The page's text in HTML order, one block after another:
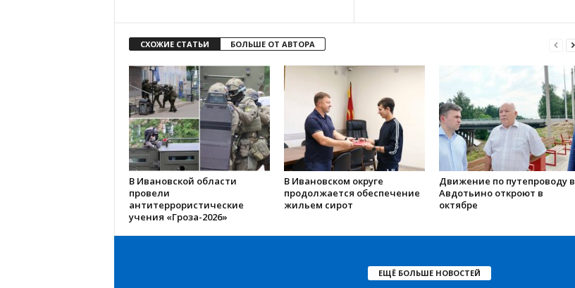
СХОЖИЕ СТАТЬИ БОЛЬШЕ ОТ АВТОРА
В Ивановской области
провели
антитеррористические
учения «Гроза-2026»
В Ивановском округе
продолжается обеспечение
жильем сирот
Движение по путепроводу в
Авдотьино откроют в
октябре
ЕЩЁ БОЛЬШЕ НОВОСТЕЙ